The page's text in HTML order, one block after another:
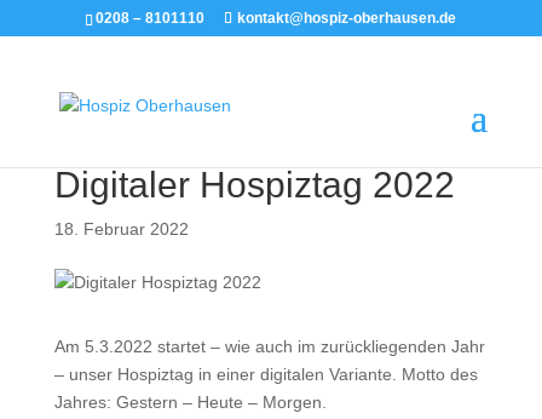
0208 – 8101110 kontakt@hospiz-oberhausen.de
Digitaler Hospiztag 2022
18. Februar 2022
Am 5.3.2022 startet – wie auch im zurückliegenden Jahr
– unser Hospiztag in einer digitalen Variante. Motto des
Jahres: Gestern – Heute – Morgen.